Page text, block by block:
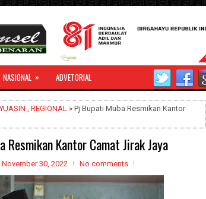
NASIONAL » ADVETORIAL
, REGIONAL » Pj Bupati Muba Resmikan Kantor
Resmikan Kantor Camat Jirak Jaya
November 30, 2022 No comments